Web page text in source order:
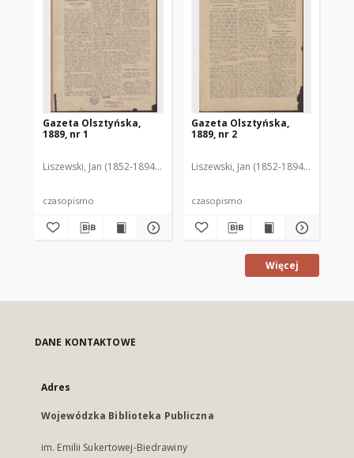
Gazeta Olsztyńska,
1889, nr 1
Liszewski, Jan (1852-1894). Red.
czasopismo
Gazeta Olsztyńska,
1889, nr 2
Liszewski, Jan (1852-1894). Red.
czasopismo
Więcej
DANE KONTAKTOWE
Adres
Wojewódzka Biblioteka Publiczna
im. Emilii Sukertowej-Biedrawiny